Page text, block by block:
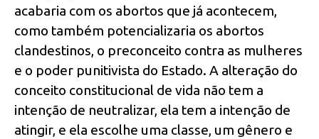
acabaria com os abortos que já acontecem,
como também potencializaria os abortos
clandestinos, o preconceito contra as mulheres
e o poder punitivista do Estado. A alteração do
conceito constitucional de vida não tem a
intenção de neutralizar, ela tem a intenção de
atingir, e ela escolhe uma classe, um gênero e